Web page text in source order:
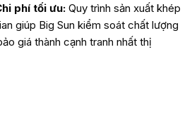
phí tối ưu: Quy trình sản xuất khép
giúp Big Sun kiểm soát chất lượng
giá thành cạnh tranh nhất thị